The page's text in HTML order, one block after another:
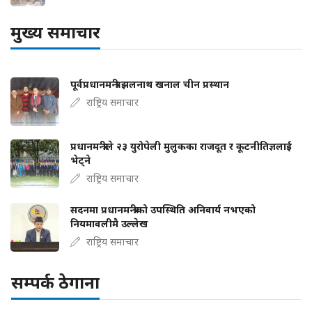
मुख्य समाचार
पूर्वप्रधानमन्त्री झलनाथ खनाल चीन प्रस्थान
राष्ट्रिय समाचार
प्रधानमन्त्रीले २३ युरोपेली मुलुकका राजदूत र कूटनीतिज्ञलाई
भेट्ने
राष्ट्रिय समाचार
सदनमा प्रधानमन्त्रीको उपस्थिति अनिवार्य नभएको
नियमावलीमै उल्लेख
राष्ट्रिय समाचार
सम्पर्क ठेगाना